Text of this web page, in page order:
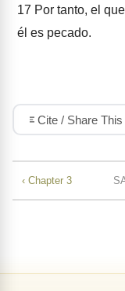
17 Por tanto, el
él es pecado.
Cite / Share This
‹ Chapter 3